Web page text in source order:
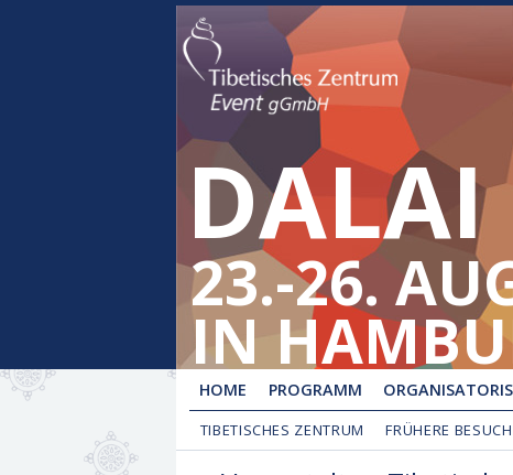
23.-26.
IN
HOME PROGRAMM
TIBETISCHES ZENTRUM FRÜHERE